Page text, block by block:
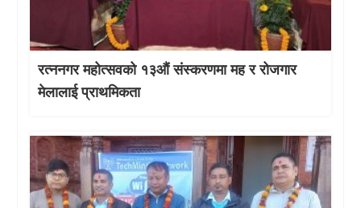
रत्ननगर महोत्सवको १३औं संस्करणमा मह र रोजगार
मेलालाई प्राथमिकता